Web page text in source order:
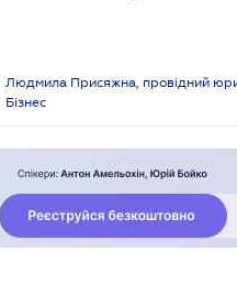
Людмила Присяжна, провідний
Бізнес